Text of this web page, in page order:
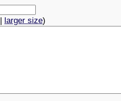
| larger size)